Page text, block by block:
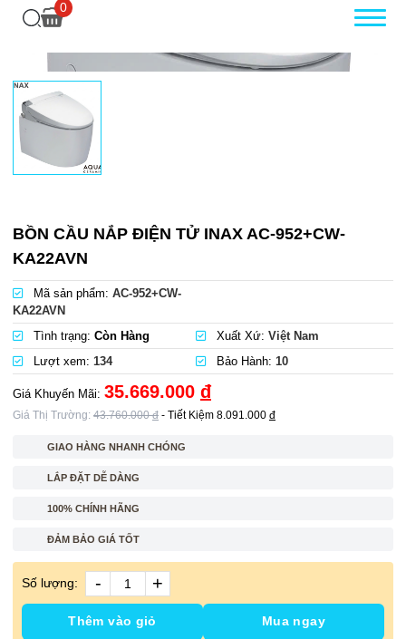
0
BỒN CẦU NẮP ĐIỆN TỬ INAX AC-952+CW-
KA22AVN
Mã sản phẩm: AC-952+CW-
KA22AVN
Tình trạng: Còn Hàng Xuất Xứ: Việt Nam
Lượt xem: 134 Bảo Hành: 10
Giá Khuyến Mãi: 35.669.000 đ
Giá Thị Trường: 43.760.000đ - Tiết Kiệm 8.091.000 đ
GIAO HÀNG NHANH CHÓNG
LẮP ĐẶT DỄ DÀNG
100% CHÍNH HÃNG
ĐẢM BẢO GIÁ TỐT
Số lượng: - +
Thêm vào giỏ Mua ngay